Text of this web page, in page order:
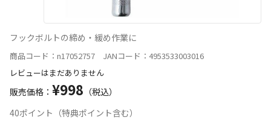
フックボルトの締め・緩め作業に
商品コード：n17052757 JANコード：4953533003016
レビューはまだありません
販売価格： ¥998 （税込）
40ポイント（特典ポイント含む）